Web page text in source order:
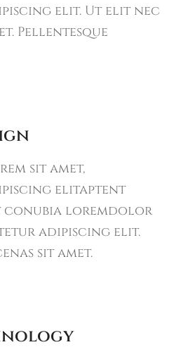
elit. Ut elit nec
Pellentesque
sit amet,
elitaptent
loremdolor
adipiscing elit.
sit amet.